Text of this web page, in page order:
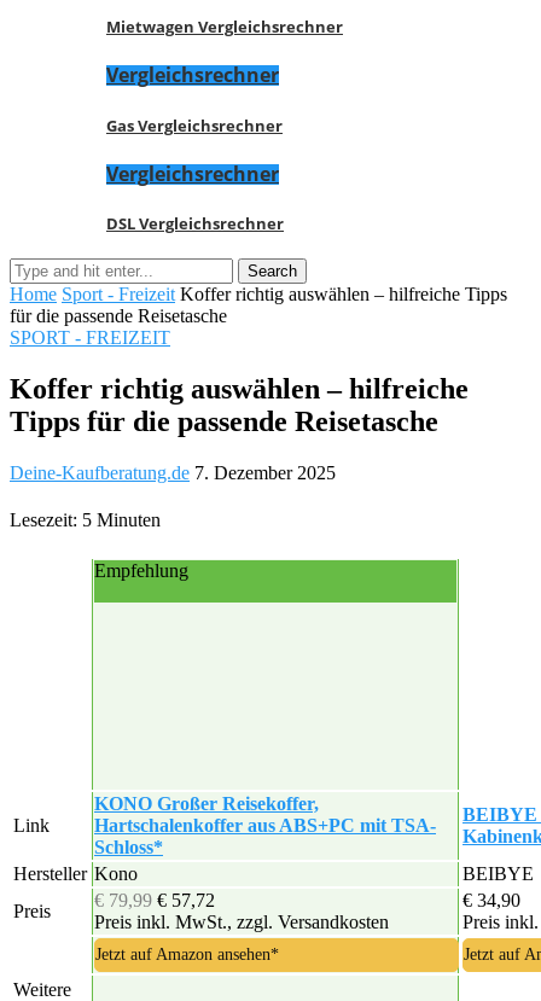
Mietwagen Vergleichsrechner
Vergleichsrechner
Gas Vergleichsrechner
Vergleichsrechner
DSL Vergleichsrechner
Home Sport - Freizeit Koffer richtig auswählen – hilfreiche Tipps
für die passende Reisetasche
SPORT - FREIZEIT
Koffer richtig auswählen – hilfreiche
Tipps für die passende Reisetasche
Deine-Kaufberatung.de 7. Dezember 2025
Lesezeit: 5 Minuten
Empfehlung
Link
KONO Großer Reisekoffer,
Hartschalenkoffer aus ABS+PC mit TSA-
Schloss*
BEIBYE
Hersteller Kono
BEIBYE
Preis
€ 79,99 € 57,72
Preis inkl. MwSt., zzgl. Versandkosten
€ 34,90
Preis
Jetzt auf Amazon ansehen* Jetzt auf
Weitere